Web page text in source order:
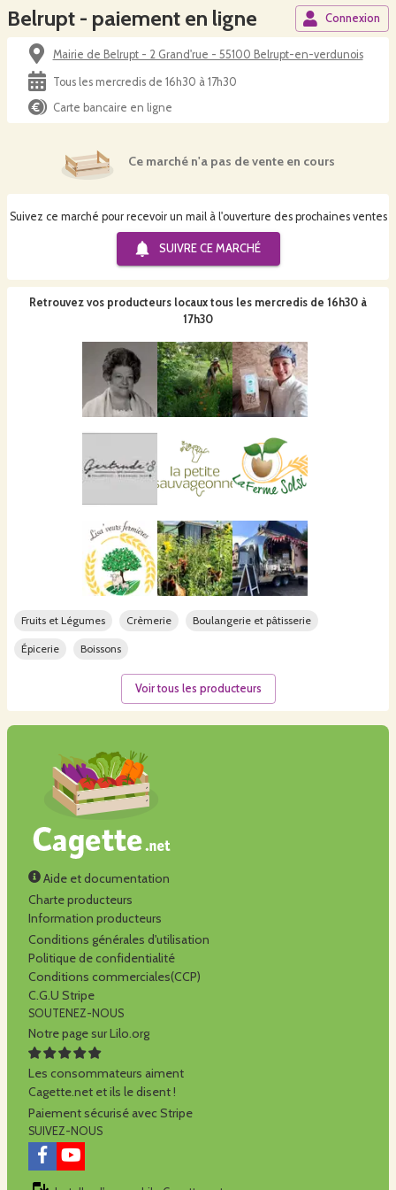
Belrupt - paiement en ligne Connexion
Mairie de Belrupt - 2 Grand'rue - 55100 Belrupt-en-verdunois
Tous les mercredis de 16h30 à 17h30
Carte bancaire en ligne
Ce marché n'a pas de vente en cours
Suivez ce marché pour recevoir un mail à l'ouverture des prochaines ventes
SUIVRE CE MARCHÉ
Retrouvez vos producteurs locaux tous les mercredis de 16h30 à
17h30
Fruits et Légumes Crèmerie Boulangerie et pâtisserie
Épicerie Boissons
Voir tous les producteurs
Aide et documentation
Charte producteurs
Information producteurs
Conditions générales d'utilisation
Politique de confidentialité
Conditions commerciales(CCP)
C.G.U Stripe
SOUTENEZ-NOUS
Notre page sur Lilo.org
Les consommateurs aiment
Cagette.net et ils le disent !
Paiement sécurisé avec Stripe
SUIVEZ-NOUS